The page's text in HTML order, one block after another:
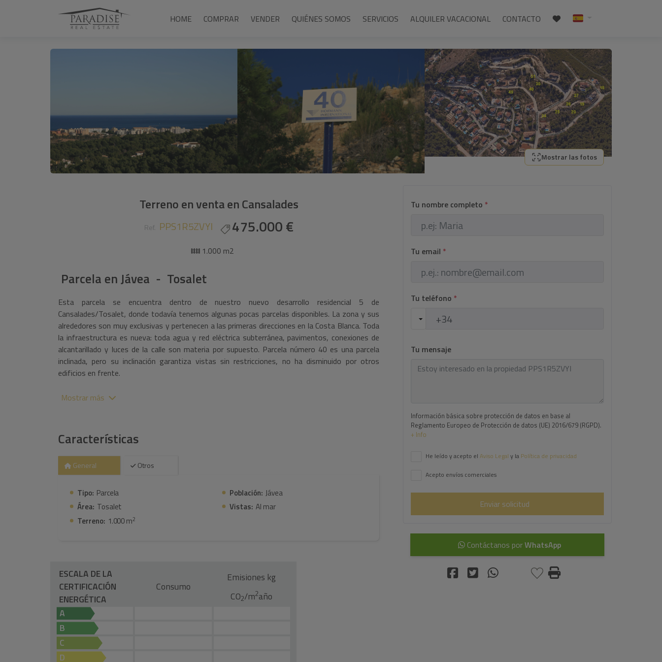
HOME COMPRAR VENDER QUIÉNES SOMOS SERVICIOS ALQUILER VACACIONAL CONTACTO
Mostrar las fotos
Terreno en venta en Cansalades
Ref. PPS1R5ZVYI 475.000 €
1.000 m2
Parcela enJávea - Tosalet
Esta parcela se encuentra dentro de nuestro nuevo desarrollo residencial 5 de
Cansalades/Tosalet, donde todavía tenemos algunas pocas parcelas disponibles. La zona y sus
alrededores son muy exclusivas y pertenecen a las primeras direcciones en la Costa Blanca. Toda
la infraestructura es nueva: toda agua y red eléctrica subterránea, pavimentos, conexiones de
alcantarillado y luces de la calle son materia por supuesto. Parcela número 40 es una parcela
inclinada, pero su inclinación garantiza vistas sin restricciones, no ha disminuido por otros
edificios en frente.
Mostrar más
Características
General Otros
Tipo: Parcela Población: Jávea
Área: Tosalet Vistas: Al mar
Terreno: 1.000 m2
ESCALA DE LA
CERTIFICACIÓN
ENERGÉTICA
Consumo
Emisiones kg
CO2/m2año
A
B
C
D
Tu nombre completo *
Tu email *
Tu teléfono *
Tu mensaje
Información básica sobre protección de datos en base al
Reglamento Europeo de Protección de datos (UE) 2016/679 (RGPD).
+ Info
He leído y acepto el Aviso Legal y la Política de privacidad
Acepto envíos comerciales
Enviar solicitud
Contáctanos porWhatsApp